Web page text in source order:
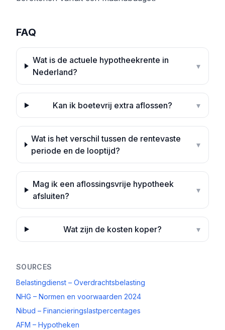
FAQ
Wat is de actuele hypotheekrente in
Nederland?
▾
Kan ik boetevrij extra aflossen? ▾
Wat is het verschil tussen de rentevaste
periode en de looptijd?
▾
Mag ik een aflossingsvrije hypotheek
afsluiten?
▾
Wat zijn de kosten koper? ▾
SOURCES
Belastingdienst – Overdrachtsbelasting
NHG – Normen en voorwaarden 2024
Nibud – Financieringslastpercentages
AFM – Hypotheken